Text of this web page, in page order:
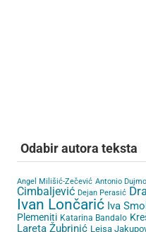
Odabir autora teksta
Angel Milišić-Zečević Antonio
Cimbaljević Dejan Perasić
Ivan Lončarić Iva
Plemeniti Katarina Bandalo
Lareta Žubrinić Lejsa